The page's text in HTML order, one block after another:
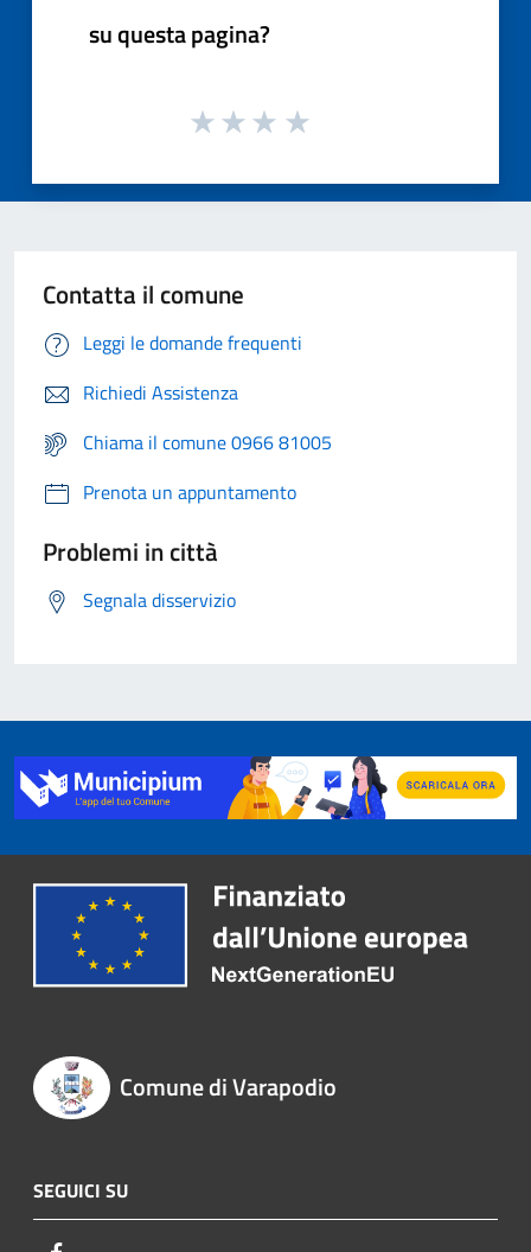
su questa pagina?
Contatta il comune
Leggi le domande frequenti
Richiedi Assistenza
Chiama il comune 0966 81005
Prenota un appuntamento
Problemi in città
Segnala disservizio
Comune di Varapodio
SEGUICI SU